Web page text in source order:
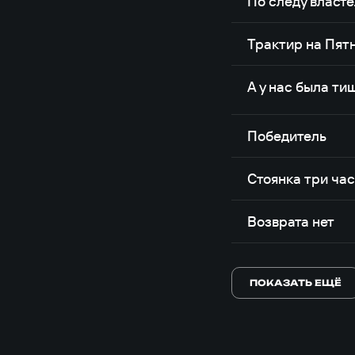
Трактир на
А у нас была
Победитель
Стоянка три
Возврата нет
ПОКАЗАТЬ ЕЩЁ